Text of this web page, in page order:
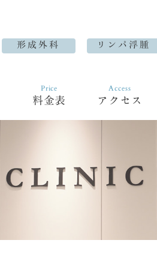
形成外科 リンパ浮腫
料金表
Price
アクセス
Access